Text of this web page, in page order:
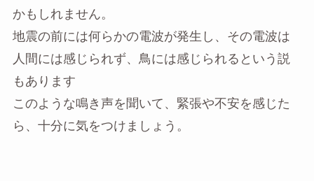
かもしれません。
地震の前には何らかの電波が発生し、その電波は
人間には感じられず、鳥には感じられるという説
もあります
このような鳴き声を聞いて、緊張や不安を感じた
ら、十分に気をつけましょう。